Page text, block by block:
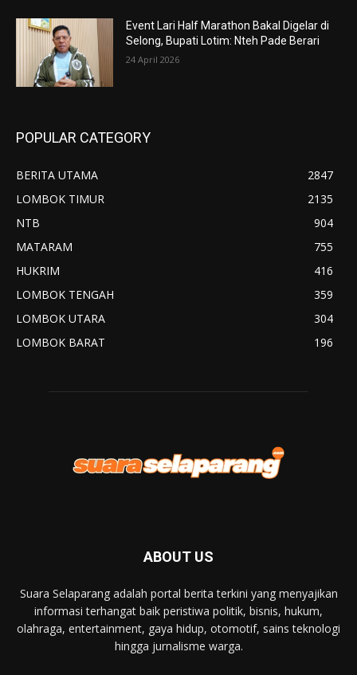
Event Lari Half Marathon Bakal Digelar di
Selong, Bupati Lotim: Nteh Pade Berari
24 April 2026
POPULAR CATEGORY
BERITA UTAMA
2847
LOMBOK TIMUR
2135
NTB
904
MATARAM
755
HUKRIM
416
LOMBOK TENGAH
359
LOMBOK UTARA
304
LOMBOK BARAT
196
ABOUT US
Suara Selaparang adalah portal berita terkini yang menyajikan
informasi terhangat baik peristiwa politik, bisnis, hukum,
olahraga, entertainment, gaya hidup, otomotif, sains teknologi
hingga jurnalisme warga.